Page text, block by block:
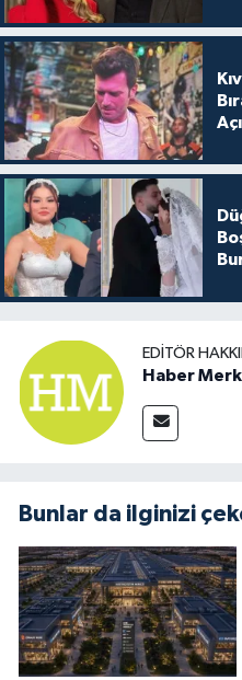
EDITÖR
Haber
Bunlar da ilginizi